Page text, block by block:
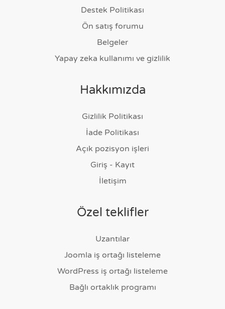
Destek Politikası
Ön satış forumu
Belgeler
Yapay zeka kullanımı ve gizlilik
Hakkımızda
Gizlilik Politikası
İade Politikası
Açık pozisyon işleri
Giriş - Kayıt
İletişim
Özel teklifler
Uzantılar
Joomla iş ortağı listeleme
WordPress iş ortağı listeleme
Bağlı ortaklık programı